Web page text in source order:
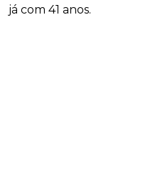
já com 41 anos.